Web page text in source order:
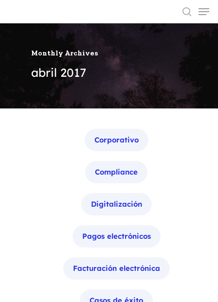
Hit enter to search or ESC to close
Monthly Archives
abril 2017
Corporativo
Compliance
Digitalización
Pagos electrónicos
Facturación electrónica
Casos de éxito